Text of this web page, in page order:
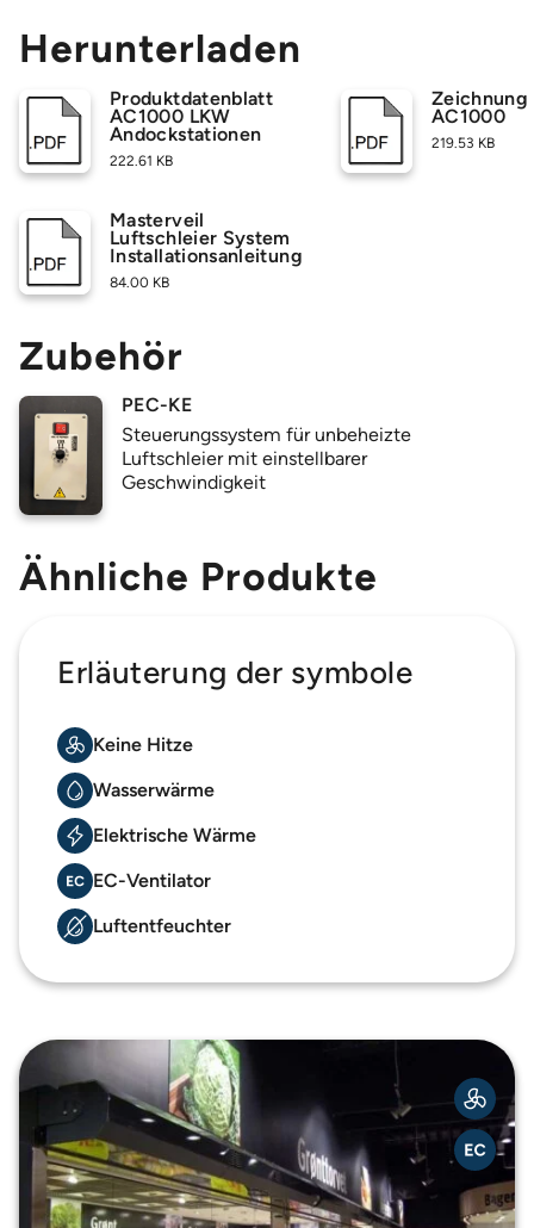
Herunterladen
Produktdatenblatt
AC1000 LKW
Andockstationen
222.61 KB
Zeichnung
AC1000
219.53 KB
Masterveil
Luftschleier System
Installationsanleitung
84.00 KB
Zubehör
PEC-KE
Steuerungssystem für unbeheizte
Luftschleier mit einstellbarer
Geschwindigkeit
Ähnliche Produkte
Erläuterung der symbole
Keine Hitze
Wasserwärme
Elektrische Wärme
EC-Ventilator
Luftentfeuchter